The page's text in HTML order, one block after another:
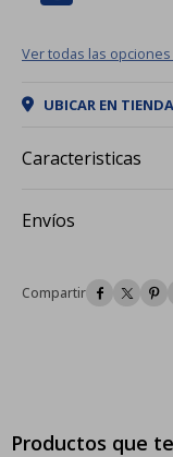
Ver todas las
UBICAR EN TIENDA
Caracteristicas
Envíos
  
Productos que